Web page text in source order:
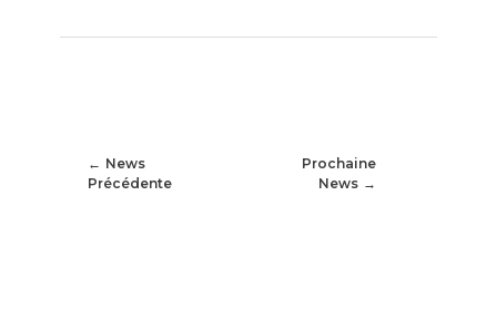
News
Précédente
Prochaine
News